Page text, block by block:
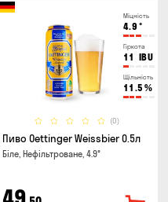
Міцність
4.9 °
Гіркота
11 IBU
Щільність
11.5 %
(0)
Пиво Oettinger Weissbier 0.5л
Біле, Нефільтроване, 4.9°